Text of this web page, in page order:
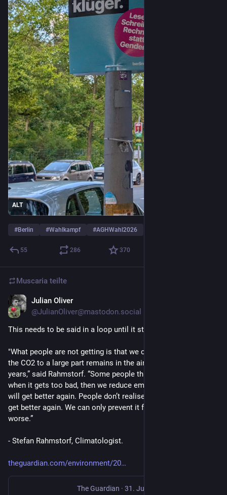
ALT
#Berlin #Wahlkampf #AGHWahl2026
55 286 370
Muscaria teilte
Julian Oliver
@JulianOliver@mastodon.social
This needs to be said in a loop until it sticks.
"What people are not getting is that we can’t turn this back –
the CO2 to a large part remains in the air for thousands of
years,” said Rahmstorf. “Some people think we can wait and,
when it gets too bad, then we reduce emissions and things
will get better again. People don’t realise that we can’t make it
get better again. We can only prevent it from getting much
worse.”
- Stefan Rahmstorf, Climatologist.
theguardian.com/environment/20
The Guardian · 31. Juli